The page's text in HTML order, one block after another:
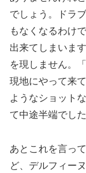
でしょう。ドラ
もなくなるわけ
出来てしまいま
を現しません。
現地にやって来
ようなショット
て中途半端でした
あとこれを言っ
ど、デルフィー